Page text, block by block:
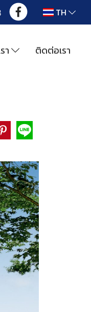
TH
า ติดต่อเรา